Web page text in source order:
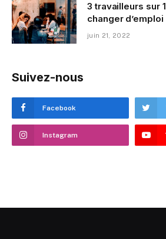
3 travailleurs sur
changer d’emploi
juin 21, 2022
Suivez-nous
Facebook
Instagram